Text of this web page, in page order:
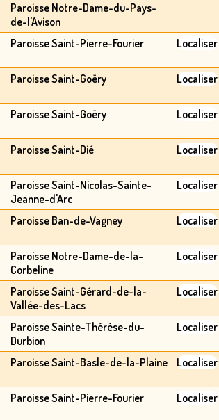
Paroisse Notre-Dame-du-Pays-
de-l'Avison
Paroisse Saint-Pierre-Fourier Localiser
Paroisse Saint-Goëry Localiser
Paroisse Saint-Goëry Localiser
Paroisse Saint-Dié Localiser
Paroisse Saint-Nicolas-Sainte-
Jeanne-d'Arc
Localiser
Paroisse Ban-de-Vagney Localiser
Paroisse Notre-Dame-de-la-
Corbeline
Localiser
Paroisse Saint-Gérard-de-la-
Vallée-des-Lacs
Localiser
Paroisse Sainte-Thérèse-du-
Durbion
Localiser
Paroisse Saint-Basle-de-la-Plaine Localiser
Paroisse Saint-Pierre-Fourier Localiser